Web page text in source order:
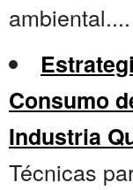
ambiental....
Consumo
Industria
Técnicas